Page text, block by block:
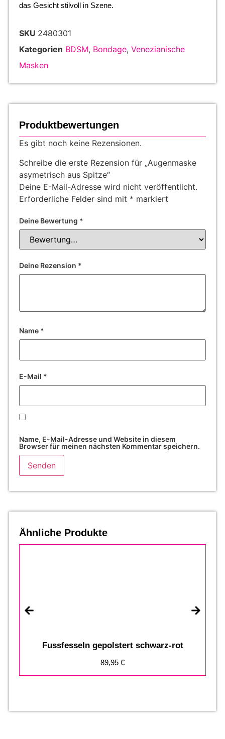
das Gesicht stilvoll in Szene.
SKU 2480301
Kategorien BDSM, Bondage, Venezianische
Masken
Produktbewertungen
Es gibt noch keine Rezensionen.
Schreibe die erste Rezension für „Augenmaske
asymetrisch aus Spitze“
Deine E-Mail-Adresse wird nicht veröffentlicht.
Erforderliche Felder sind mit * markiert
Deine Bewertung *
Deine Rezension *
Name *
E-Mail *
Name, E-Mail-Adresse und Website in diesem
Browser für meinen nächsten Kommentar speichern.
Ähnliche Produkte
Fussfesseln gepolstert schwarz-rot
89,95 €